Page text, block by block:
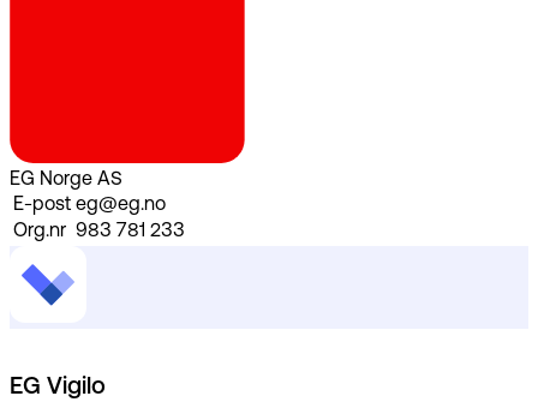
EG Norge AS
E-post eg@eg.no
Org.nr 983 781 233
EG Vigilo